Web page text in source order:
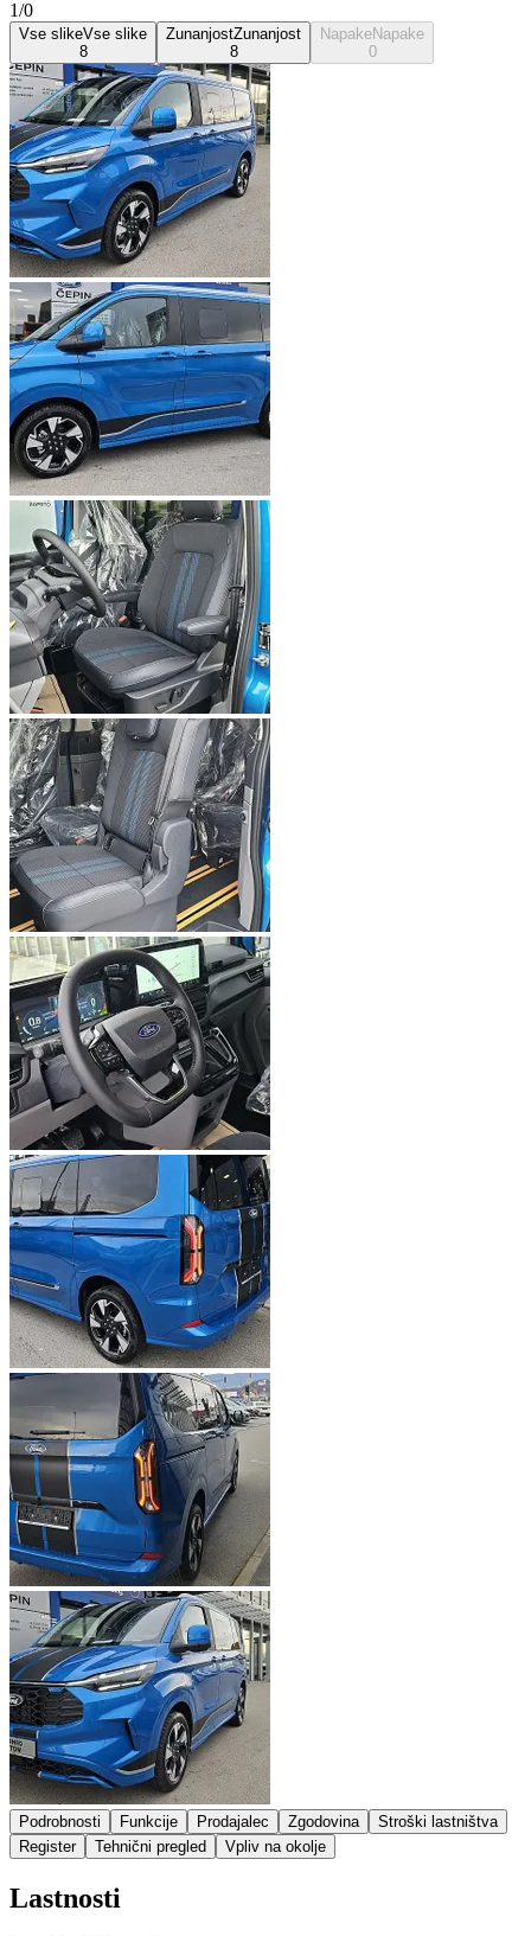
1/0
Vse slikeVse slike
8
ZunanjostZunanjost
8
NapakeNapake
0
Podrobnosti Funkcije Prodajalec Zgodovina
Stroški lastništva
Register
Tehnični pregled Vpliv na okolje
Lastnosti